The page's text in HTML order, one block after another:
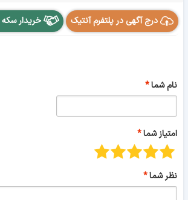
درج آگهی در پلتفرم آنتیک خریدار
نام شما
امتیاز شما
نظر شما